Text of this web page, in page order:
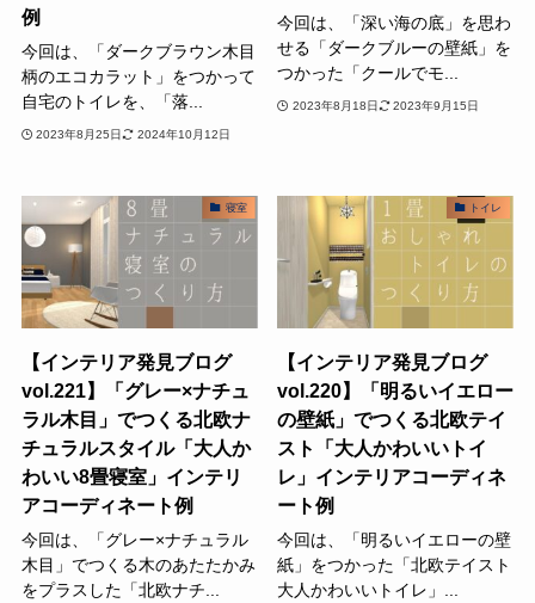
例
今回は、「ダークブラウン木目
柄のエコカラット」をつかって
自宅のトイレを、「落...
2023年8月25日 2024年10月12日
今回は、「深い海の底」を思わ
せる「ダークブルーの壁紙」を
つかった「クールでモ...
2023年8月18日 2023年9月15日
寝室
【インテリア発見ブログ
vol.221】「グレー×ナチュ
ラル木目」でつくる北欧ナ
チュラルスタイル「大人か
わいい8畳寝室」インテリ
アコーディネート例
今回は、「グレー×ナチュラル
木目」でつくる木のあたたかみ
をプラスした「北欧ナチ...
トイレ
【インテリア発見ブログ
vol.220】「明るいイエロー
の壁紙」でつくる北欧テイ
スト「大人かわいいトイ
レ」インテリアコーディネ
ート例
今回は、「明るいイエローの壁
紙」をつかった「北欧テイスト
大人かわいいトイレ」...